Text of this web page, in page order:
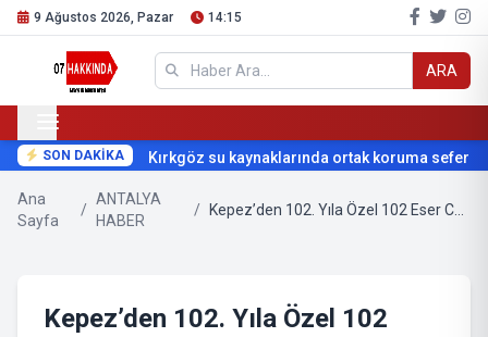
9 Ağustos 2026, Pazar 14:15
ARA
SON DAKİKA Kırkgöz su kaynaklarında ortak koruma
Ana
Sayfa
/
ANTALYA
HABER
/ Kepez’den 102. Yıla Özel 102 Eser Cumhuriyet Sergisi
Kepez’den 102. Yıla Özel 102